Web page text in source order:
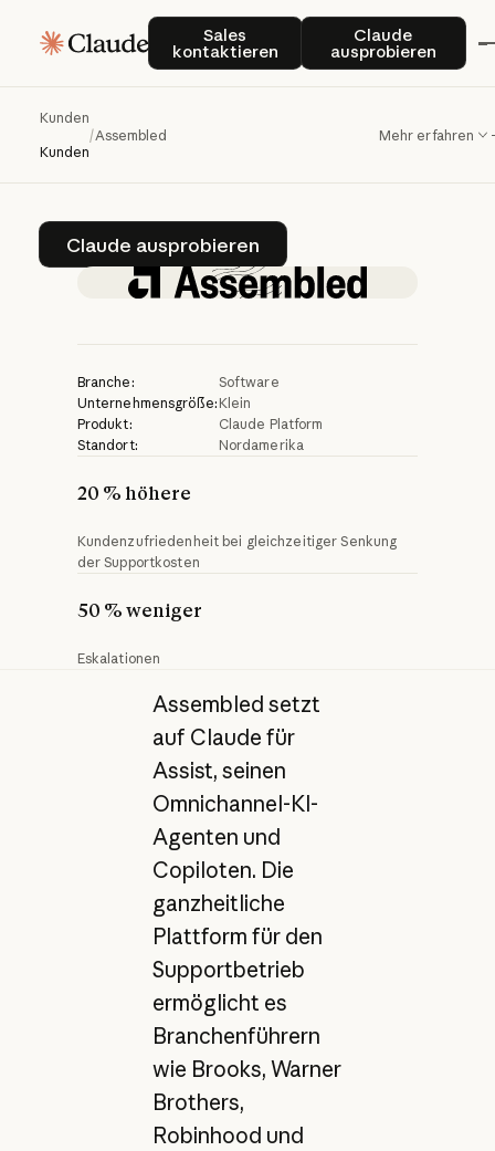
Sales
kontaktieren
Sales kontaktierenClaude
ausprobieren
Claude
Kunden
Kunden
/Assembled Mehr erfahren
Assembled
transformiertden
Supportbetrieb
mit
Claude
Claude ausprobieren
Claude ausprobieren
Branche:
Software
Unternehmensgröße: Klein
Produkt:
Claude Platform
Standort:
Nordamerika
20 % höhere
Kundenzufriedenheit bei gleichzeitiger Senkung
der Supportkosten
50 % weniger
Eskalationen
Assembled setzt
auf Claude für
Assist, seinen
Omnichannel-KI-
Agenten und
Copiloten. Die
ganzheitliche
Plattform für den
Supportbetrieb
ermöglicht es
Branchenführern
wie Brooks, Warner
Brothers,
Robinhood und